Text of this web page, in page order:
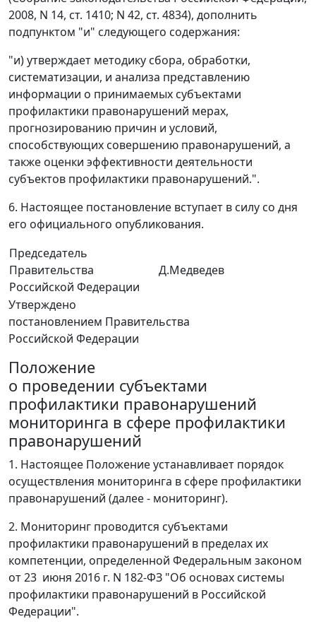
2008, N 14, ст. 1410; N 42, ст. 4834), дополнить
подпунктом "и" следующего содержания:
"и) утверждает методику сбора, обработки,
систематизации, и анализа представлению
информации о принимаемых субъектами
профилактики правонарушений мерах,
прогнозированию причин и условий,
способствующих совершению правонарушений, а
также оценки эффективности деятельности
субъектов профилактики правонарушений.".
6. Настоящее постановление вступает в силу со дня
его официального опубликования.
Председатель
Правительства
Российской Федерации
Д.Медведев
Утверждено
постановлением Правительства
Российской Федерации
Положение
о проведении субъектами
профилактики правонарушений
мониторинга в сфере профилактики
правонарушений
1. Настоящее Положение устанавливает порядок
осуществления мониторинга в сфере профилактики
правонарушений (далее - мониторинг).
2. Мониторинг проводится субъектами
профилактики правонарушений в пределах их
компетенции, определенной Федеральным законом
от 23 июня 2016 г. N 182-ФЗ "Об основах системы
профилактики правонарушений в Российской
Федерации".